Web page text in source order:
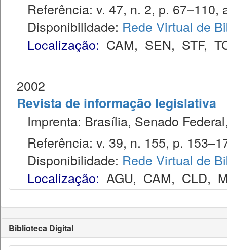
Referência: v. 47, n. 2, p. 67–110,
Disponibilidade: Rede Virtual de
Localização: CAM, SEN, STF,
2002
Revista de informação legislativa
Imprenta: Brasília, Senado
Referência: v. 39, n. 155, p.
Disponibilidade: Rede Virtual de
Localização: AGU, CAM, CLD,
Biblioteca Digital